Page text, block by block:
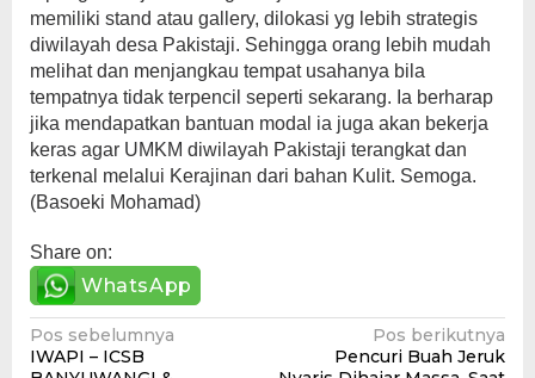
memiliki stand atau gallery, dilokasi yg lebih strategis
diwilayah desa Pakistaji. Sehingga orang lebih mudah
melihat dan menjangkau tempat usahanya bila
tempatnya tidak terpencil seperti sekarang. Ia berharap
jika mendapatkan bantuan modal ia juga akan bekerja
keras agar UMKM diwilayah Pakistaji terangkat dan
terkenal melalui Kerajinan dari bahan Kulit. Semoga.
(Basoeki Mohamad)
Share on:
WhatsApp
Navigasi
Pos sebelumnya
IWAPI – ICSB
Pos berikutnya
Pencuri Buah Jeruk